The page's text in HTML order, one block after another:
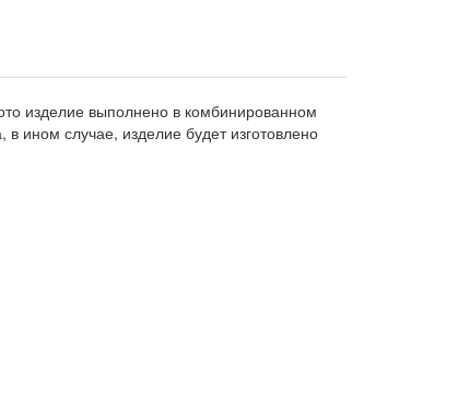
изделие выполнено в комбинированном
ином случае, изделие будет изготовлено